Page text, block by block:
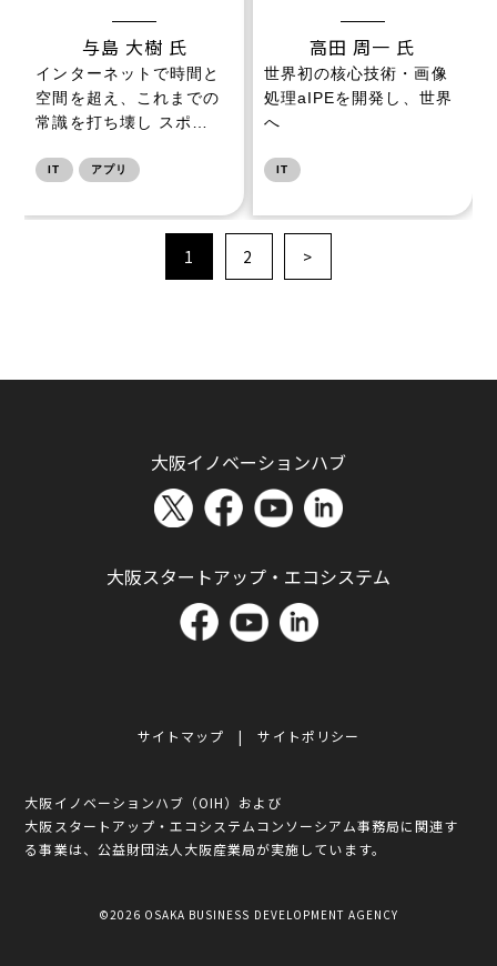
与島 大樹 氏
インターネットで時間と
空間を超え、これまでの
常識を打ち壊し スポ…
IT アプリ
高田 周一 氏
世界初の核心技術・画像
処理aIPEを開発し、世界
へ
IT
1 2 >
大阪イノベーションハブ
大阪スタートアップ・エコシステム
サイトマップ サイトポリシー
大阪イノベーションハブ（OIH）および
大阪スタートアップ・エコシステムコンソーシアム事務局に関連す
る事業は、公益財団法人大阪産業局が実施しています。
©2026 OSAKA BUSINESS DEVELOPMENT AGENCY